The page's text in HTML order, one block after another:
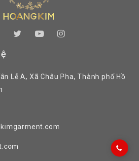
Lễ A, Xã Châu Pha, Thành phố Hồ